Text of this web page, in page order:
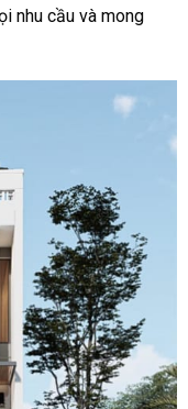
nhu cầu và mong